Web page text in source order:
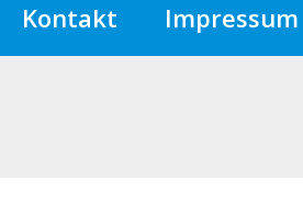
Kontakt Impressum